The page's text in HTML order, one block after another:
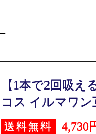
【1本で2回吸え
コス イルマワン
送料無料 4,730